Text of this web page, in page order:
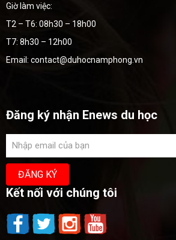
Giờ làm việc:
T2 – T6: 08h30 – 18h00
T7: 8h30 – 12h00
Email: contact@duhocnamphong.vn
Đăng ký nhận Enews du học
Kết nối với chúng tôi